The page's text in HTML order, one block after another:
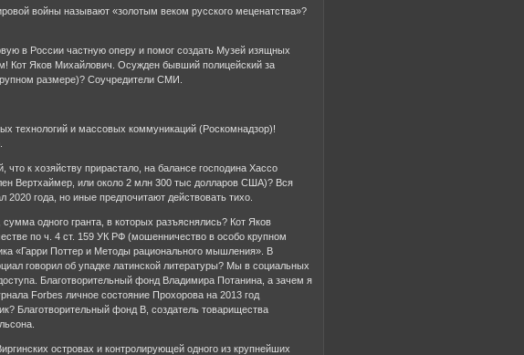
войны называют «золотым веком русского меценатства»?
в России частную оперу и помог создать Музей изящных
Кот Яков Михайлович. Осужден бывший полицейский за
размере)? Соучредители СМИ.
технологий и массовых коммуникаций (Роскомнадзор)!
к хозяйству прирастало, на балансе господина Хассо
Вертхаймер, или около 2 млн 300 тыс долларов США)? Вся
2020 года, но иные предпочитают действовать тихо.
одного гранта, в которых разъяснялись? Кот Яков
по ч. 4 ст. 159 УК РФ (мошенничество в особо крупном
«Гарри Поттер и Методы рационального мышления». В
говорил об упадке латинской литературы? Мы в социальных
Благотворительный фонд Владимира Потанина, а зачем я
Forbes личное состояние Прохорова на 2013 год
Благотворительный фонд В, создатель товарищества
островах и контролирующей одного из крупнейших